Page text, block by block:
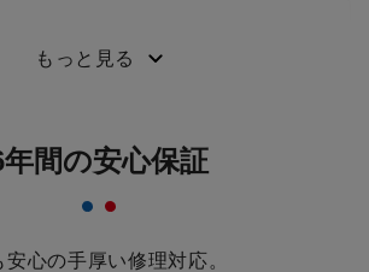
もっと見る
年間の安心保証
心の手厚い修理対応。